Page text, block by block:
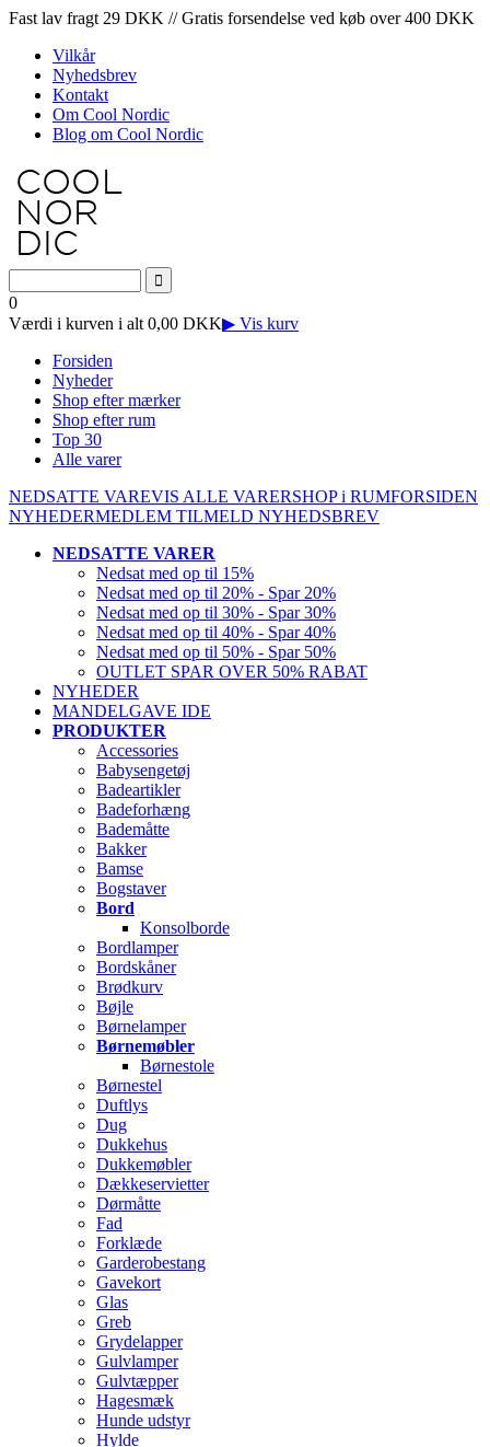
Fast lav fragt 29 DKK // Gratis forsendelse ved køb over 400 DKK
Vilkår
Nyhedsbrev
Kontakt
Om Cool Nordic
Blog om Cool Nordic
0
Værdi i kurven i alt 0,00 DKK▶ Vis kurv
Forsiden
Nyheder
Shop efter mærker
Shop efter rum
Top 30
Alle varer
NEDSATTE VAREVIS ALLE VARERSHOP i RUMFORSIDEN
NYHEDERMEDLEM TILMELD NYHEDSBREV
NEDSATTE VARER
Nedsat med op til 15%
Nedsat med op til 20% - Spar 20%
Nedsat med op til 30% - Spar 30%
Nedsat med op til 40% - Spar 40%
Nedsat med op til 50% - Spar 50%
OUTLET SPAR OVER 50% RABAT
NYHEDER
MANDELGAVE IDE
PRODUKTER
Accessories
Babysengetøj
Badeartikler
Badeforhæng
Bademåtte
Bakker
Bamse
Bogstaver
Bord
Konsolborde
Bordlamper
Bordskåner
Brødkurv
Bøjle
Børnelamper
Børnemøbler
Børnestole
Børnestel
Duftlys
Dug
Dukkehus
Dukkemøbler
Dækkeservietter
Dørmåtte
Fad
Forklæde
Garderobestang
Gavekort
Glas
Greb
Grydelapper
Gulvlamper
Gulvtæpper
Hagesmæk
Hunde udstyr
Hylde